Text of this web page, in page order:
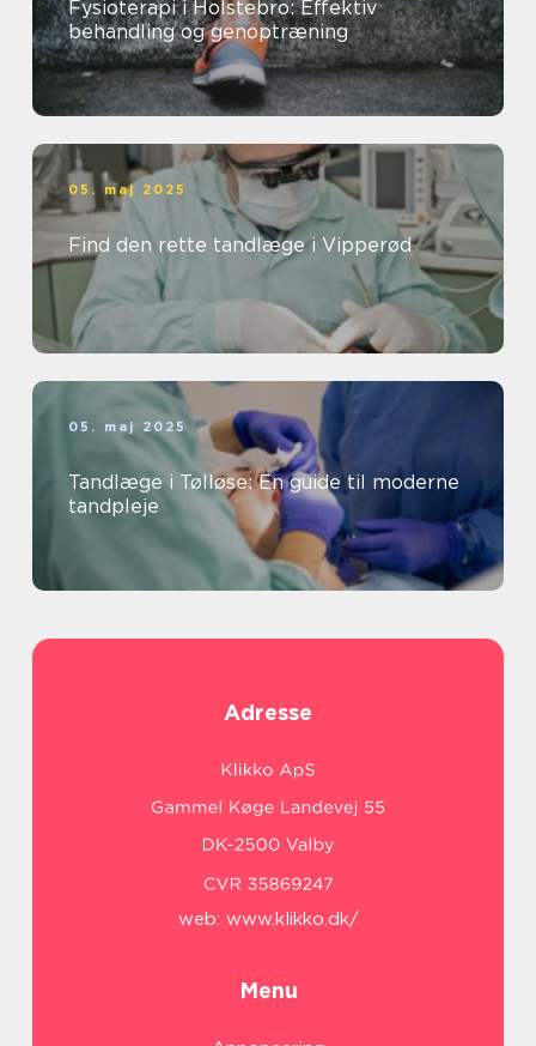
Fysioterapi i Holstebro: Effektiv
behandling og genoptræning
05. maj 2025
Find den rette tandlæge i Vipperød
05. maj 2025
Tandlæge i Tølløse: En guide til moderne
tandpleje
Adresse
web: www.klikko.dk/
Menu